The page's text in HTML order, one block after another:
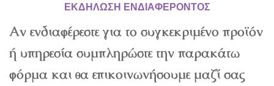
ΕΚΔΗΛΩΣΗ ΕΝΔΙΑΦΕΡΟΝΤΟΣ
Αν ενδιαφέρεστε για το συγκεκριμένο προϊόν
ή υπηρεσία συμπληρώστε την παρακάτω
φόρμα και θα επικοινωνήσουμε μαζί σας